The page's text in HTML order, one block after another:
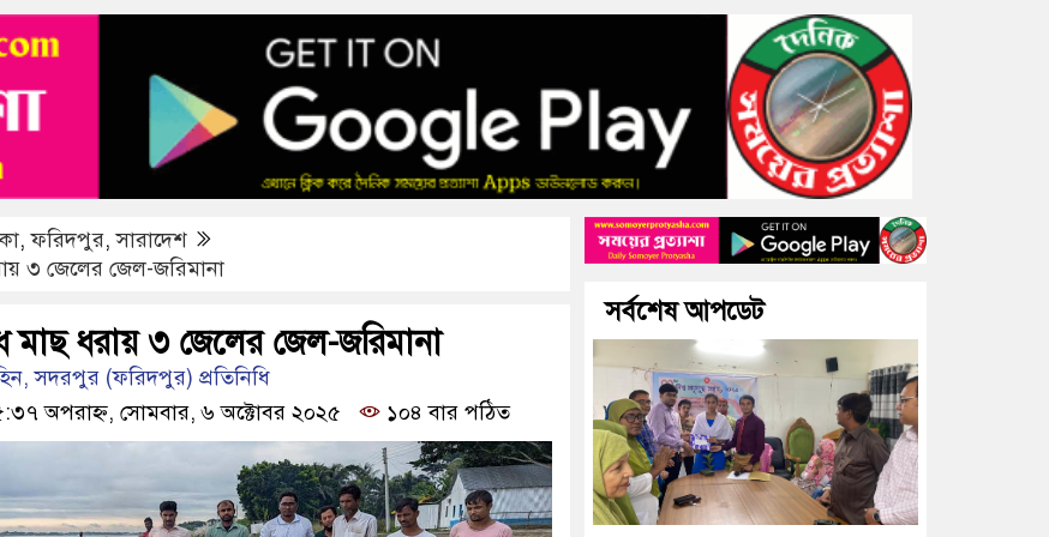
ফরিদপুরে ট্রিপল মার্ডারঃ ১০ ঘণ্টায় গ্রেফতার প্রধান আসামি, উদ্ধার কোদাল ফরিদপুরে ‘শ্মশান বন্ধু’ কানু সেন
,ফরিদপুর,সারাদেশ
৩ জেলের জেল-জরিমানা
ধরায় ৩ জেলের জেল-জরিমানা
সদরপুর (ফরিদপুর) প্রতিনিধি
অপরাহ্ন, সোমবার, ৬ অক্টোবর ২০২৫
১০৪ বার পঠিত
সর্বশেষ আপডেট